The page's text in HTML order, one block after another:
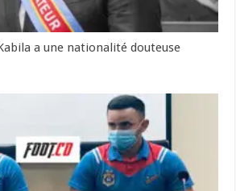
a une nationalité douteuse